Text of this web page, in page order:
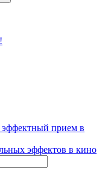
эффектный прием в
эффектов в кино